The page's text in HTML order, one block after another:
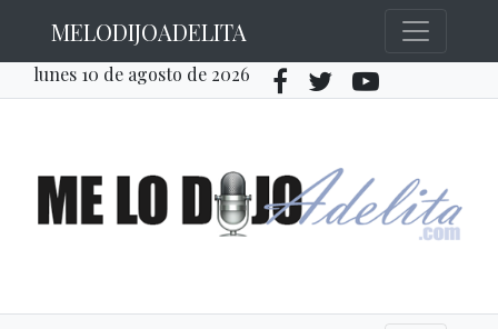
MELODIJOADELITA
lunes 10 de agosto de 2026